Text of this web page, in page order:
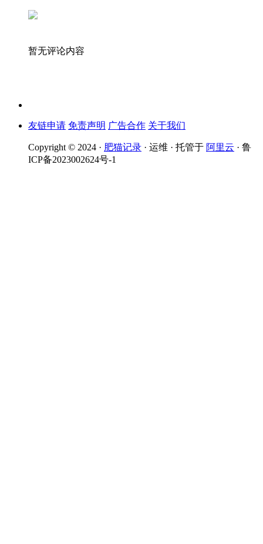
暂无评论内容
友链申请 免责声明 广告合作 关于我们
Copyright © 2024 · 肥猫记录 · 运维 · 托管于 阿里云 · 鲁
ICP备2023002624号-1